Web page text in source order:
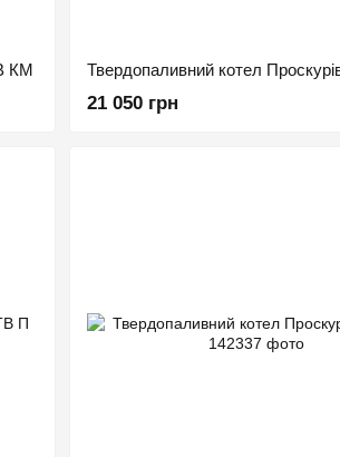
КМ Твердопаливний котел
21 050 грн